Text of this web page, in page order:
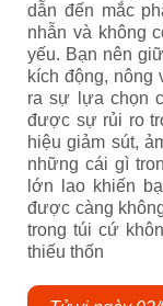
dẫn đến mắc
nhẫn và không
yếu. Bạn nên
kích động, nông
ra sự lựa chọn
được sự rủi ro
hiệu giảm sút,
những cái gì
lớn lao khiến
được càng
trong túi cứ
thiếu thốn